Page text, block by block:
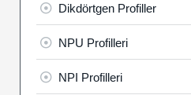
Dikdörtgen Profiller
NPU Profilleri
NPI Profilleri